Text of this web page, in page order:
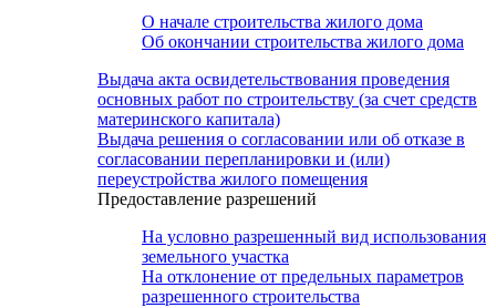
О начале строительства жилого дома
Об окончании строительства жилого дома
Выдача акта освидетельствования проведения
основных работ по строительству (за счет средств
материнского капитала)
Выдача решения о согласовании или об отказе в
согласовании перепланировки и (или)
переустройства жилого помещения
Предоставление разрешений
На условно разрешенный вид использования
земельного участка
На отклонение от предельных параметров
разрешенного строительства